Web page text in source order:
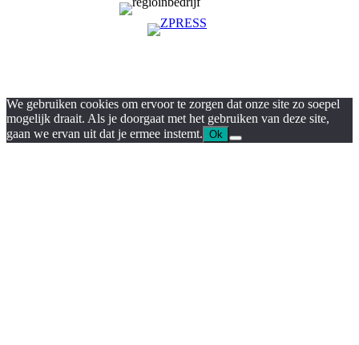
We gebruiken cookies om ervoor te zorgen dat onze site zo soepel
mogelijk draait. Als je doorgaat met het gebruiken van deze site,
gaan we ervan uit dat je ermee instemt. Ok